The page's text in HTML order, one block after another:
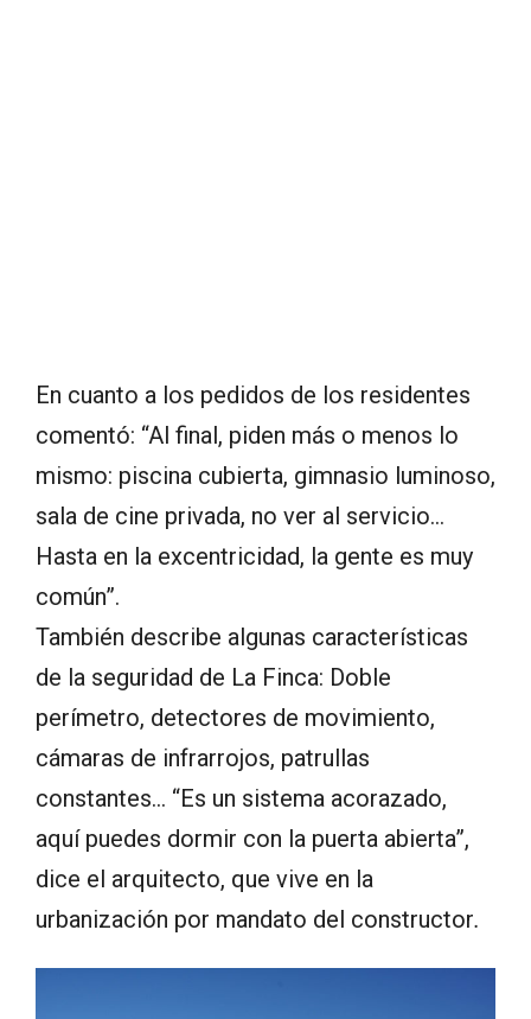
En cuanto a los pedidos de los residentes
comentó: “Al final, piden más o menos lo
mismo: piscina cubierta, gimnasio luminoso,
sala de cine privada, no ver al servicio…
Hasta en la excentricidad, la gente es muy
común”.
También describe algunas características
de la seguridad de La Finca: Doble
perímetro, detectores de movimiento,
cámaras de infrarrojos, patrullas
constantes… “Es un sistema acorazado,
aquí puedes dormir con la puerta abierta”,
dice el arquitecto, que vive en la
urbanización por mandato del constructor.